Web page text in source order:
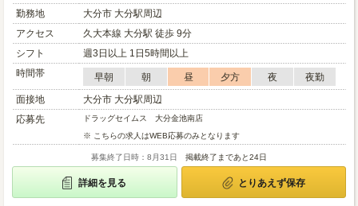
勤務地
大分市 大分駅周辺
アクセス
久大本線 大分駅 徒歩 9分
シフト
週3日以上 1日5時間以上
時間帯
早朝 朝 昼 夕方 夜
夜勤
面接地
大分市 大分駅周辺
応募先
ドラッグセイムス 大分金池南店
※ こちらの求人はWEB応募のみとなります
募集終了日時：8月31日 掲載終了まであと24日
詳細を見る とりあえず保存